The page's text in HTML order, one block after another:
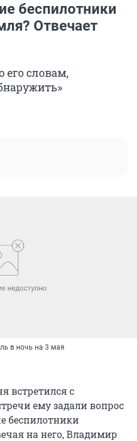
беспилотники
Отвечает
словам,
в ночь на 3 мая
встретился с
ему задали вопрос
беспилотники
на него, Владимир